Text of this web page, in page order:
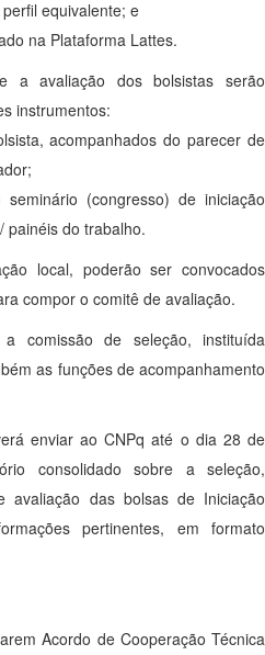
equivalente; e
na Plataforma Lattes.
a avaliação dos bolsistas serão
instrumentos:
acompanhados do parecer de
(congresso) de iniciação
painéis do trabalho.
local, poderão ser convocados
compor o comitê de avaliação.
comissão de seleção, instituída
as funções de acompanhamento
enviar ao CNPq até o dia 28 de
consolidado sobre a seleção,
avaliação das bolsas de Iniciação
pertinentes, em formato
Acordo de Cooperação Técnica